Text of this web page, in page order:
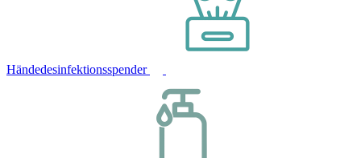
Händedesinfektionsspender